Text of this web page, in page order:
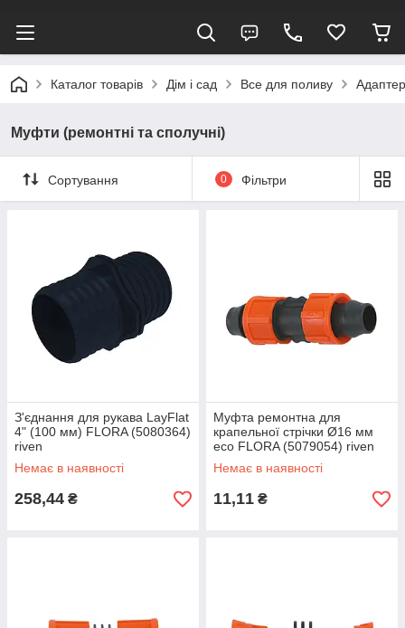
Каталог товарів Дім і сад Все для поливу
Муфти (ремонтні та сполучні)
Сортування 0 Фільтри
З'єднання для рукава LayFlat
4" (100 мм) FLORA (5080364)
riven
Немає в наявності
258,44 ₴
Муфта ремонтна для
крапельної стрічки Ø16 мм
eco FLORA (5079054) riven
Немає в наявності
11,11 ₴